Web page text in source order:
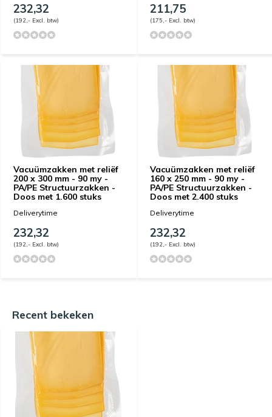
232,32
(192,- Excl. btw)
211,75
(175,- Excl. btw)
Vacuümzakken met reliëf
200 x 300 mm - 90 my -
PA/PE Structuurzakken -
Doos met 1.600 stuks
Deliverytime
232,32
(192,- Excl. btw)
Vacuümzakken met reliëf
160 x 250 mm - 90 my -
PA/PE Structuurzakken -
Doos met 2.400 stuks
Deliverytime
232,32
(192,- Excl. btw)
Recent bekeken